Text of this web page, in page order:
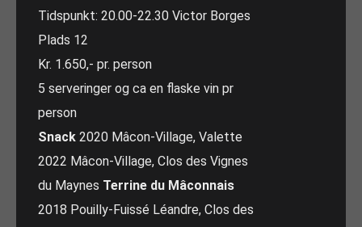
Tidspunkt: 20.00-22.30 Victor Borges
Plads 12
Kr. 1.650,- pr. person
5 serveringer og ca en flaske vin pr
person
Snack 2020 Mâcon-Village, Valette
2022 Mâcon-Village, Clos des Vignes
du Maynes Terrine du Mâconnais
2018 Pouilly-Fuissé Léandre, Clos des